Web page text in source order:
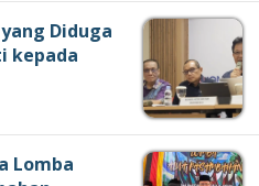
Diduga
kepada
Lomba